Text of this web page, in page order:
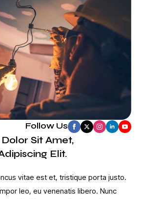
Follow Us
Sit Amet,
Elit.
vitae est et, tristique porta justo.
leo, eu venenatis libero. Nunc